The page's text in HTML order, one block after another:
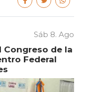
Sáb 8. Ago
Congreso de la
Federal